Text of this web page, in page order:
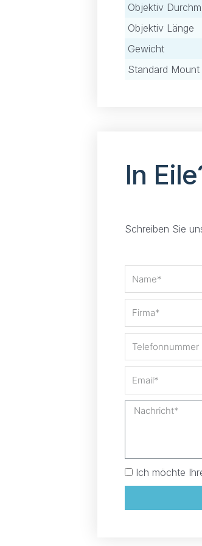
Objektiv
Objektiv Länge
Gewicht
Standard Mount
In
Schreiben Sie
Ich möchte